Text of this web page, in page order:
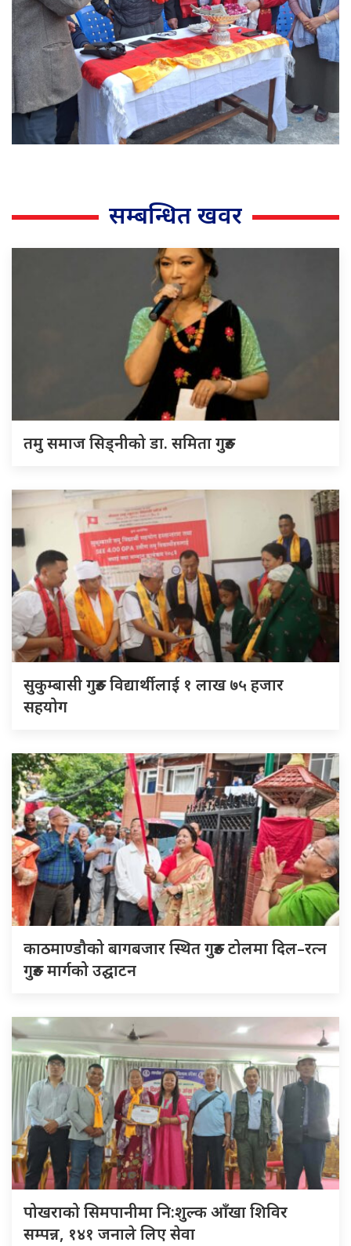
सम्बन्धित खवर
तमु समाज सिड्नीको डा. समिता गुरुङ
सुकुम्बासी गुरुङ विद्यार्थीलाई १ लाख ७५ हजार
सहयोग
काठमाण्डौको बागबजार स्थित गुरुङ टोलमा दिल–रत्न
गुरुङ मार्गको उद्घाटन
पोखराको सिमपानीमा नि:शुल्क आँखा शिविर
सम्पन्न, १४१ जनाले लिए सेवा